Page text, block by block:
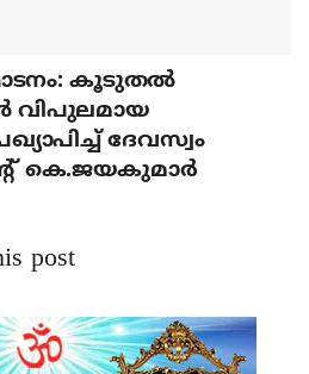
കൂടുതല്‍
വിപുലമായ
ദേവസ്വം
കെ.ജയകുമാര്‍
post